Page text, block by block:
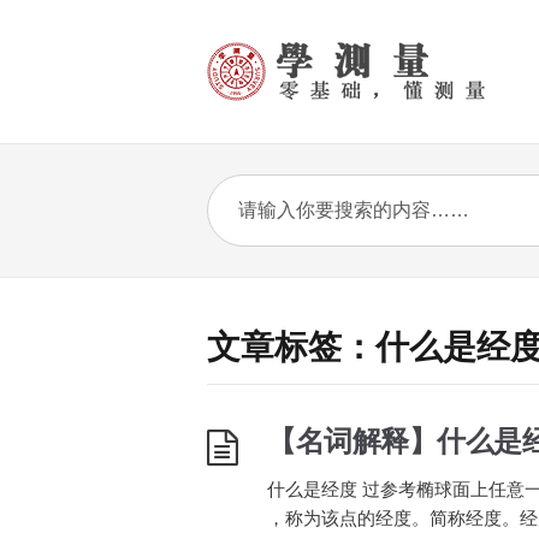
文章标签：什么是经
【名词解释】什么是
什么是经度 过参考椭球面上任意
，称为该点的经度。简称经度。